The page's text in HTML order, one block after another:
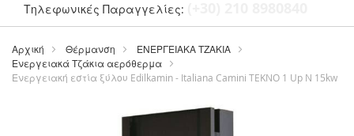
Τηλεφωνικές Παραγγελίες:
Μετάβαση
περιεχόμενο
Αρχική Θέρμανση
ΕΝΕΡΓΕΙΑΚΑ ΤΖΑΚΙΑ
Ενεργειακά Τζάκια αερόθερμα
Ενεργειακή εστία ξύλου Edilkamin - Italiana Camini TEKNO 1 Up N 15kw